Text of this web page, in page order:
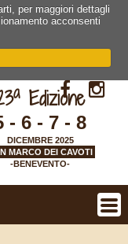
per maggiori dettagli
acconsenti
aEdizione
- 6 - 7 - 8
DICEMBRE 2025
MARCO DEI CAVOTI
-BENEVENTO-